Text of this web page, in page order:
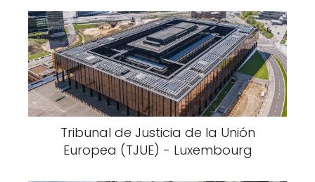
Tribunal de Justicia de la Unión
Europea (TJUE) - Luxembourg